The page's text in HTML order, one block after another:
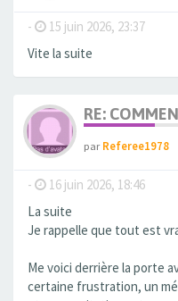
- 15 juin 2026, 23:37
Vite la suite
RE:
parReferee1978
- 16 juin 2026, 18:46
La suite
Je rappelle que tout est
Me voici derrière la porte
certaine frustration, un